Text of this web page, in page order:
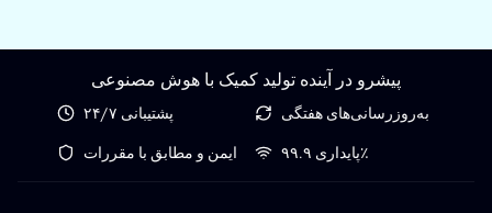
پیشرو در آینده تولید کمیک با هوش مصنوعی
پشتیبانی ۲۴/۷
به‌روزرسانی‌های هفتگی
ایمن و مطابق با مقررات
پایداری ۹۹.۹٪